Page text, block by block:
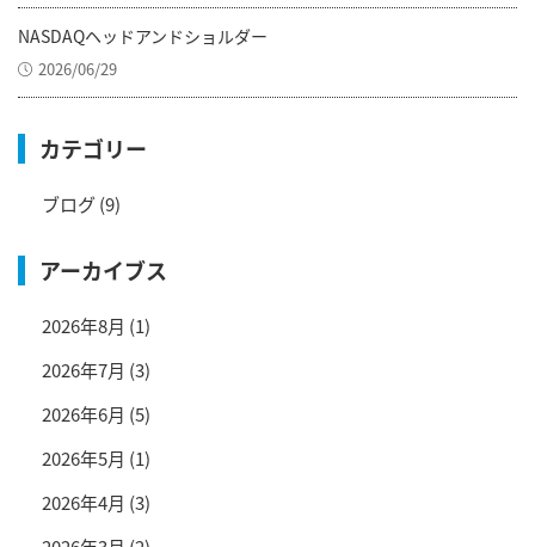
NASDAQヘッドアンドショルダー
2026/06/29
カテゴリー
ブログ(9)
アーカイブス
2026年8月 (1)
2026年7月 (3)
2026年6月 (5)
2026年5月 (1)
2026年4月 (3)